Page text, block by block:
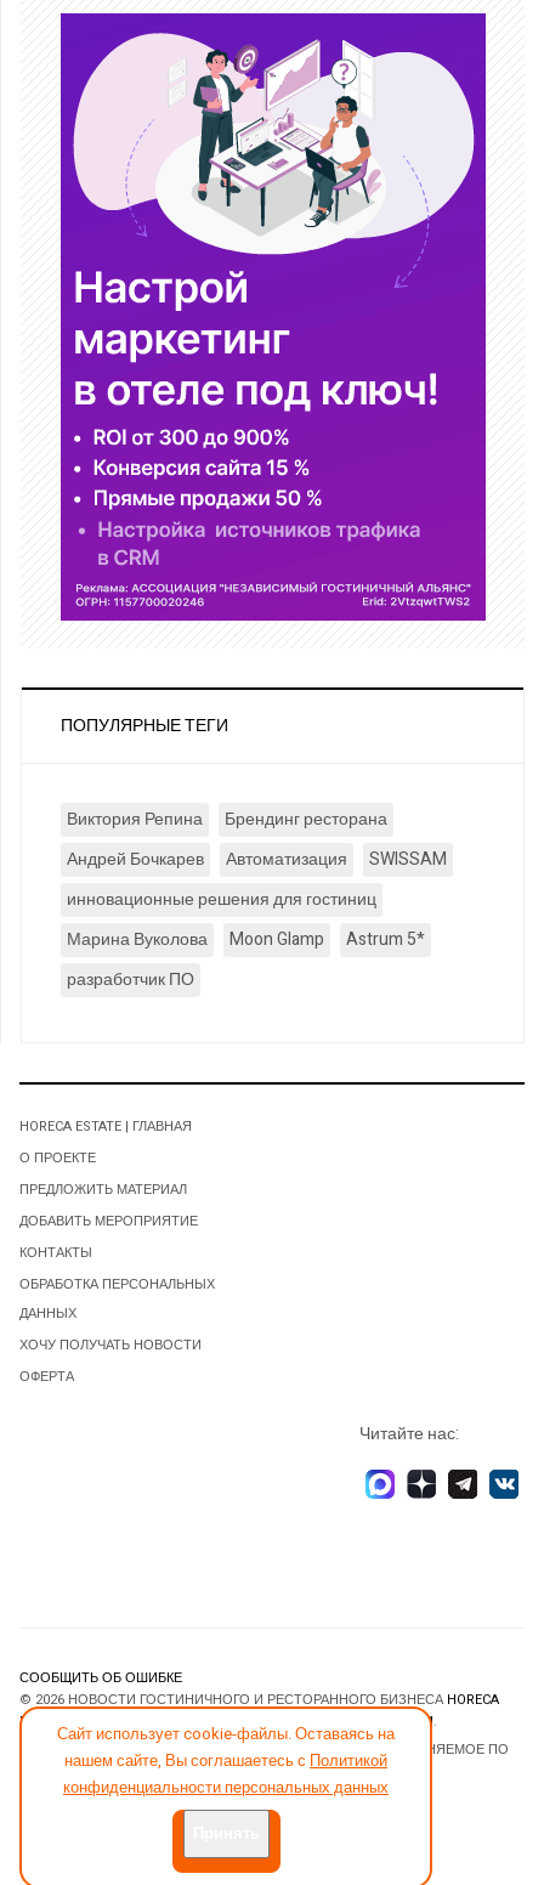
ПОПУЛЯРНЫЕ ТЕГИ
Виктория Репина
Брендинг ресторана
Андрей Бочкарев
Автоматизация
SWISSAM
инновационные решения для гостиниц
Марина Вуколова
Moon Glamp
Astrum 5*
разработчик ПО
Сайт использует cookie-файлы. Оставаясь на
нашем сайте, Вы соглашаетесь с Политикой
конфиденциальности персональных данных
HORECA ESTATE | ГЛАВНАЯ
О ПРОЕКТЕ
ПРЕДЛОЖИТЬ МАТЕРИАЛ
ДОБАВИТЬ МЕРОПРИЯТИЕ
КОНТАКТЫ
ОБРАБОТКА ПЕРСОНАЛЬНЫХ
ДАННЫХ
ХОЧУ ПОЛУЧАТЬ НОВОСТИ
ОФЕРТА
Читайте нас:
СООБЩИТЬ ОБ ОШИБКЕ
© 2026 НОВОСТИ ГОСТИНИЧНОГО И РЕСТОРАННОГО БИЗНЕСА HORECA
ESTATE
JOOMLART.COM.
- ПРОГРАММНОЕ ОБЕСПЕЧЕНИЕ, РАСПРОСТРАНЯЕМОЕ ПО
ЛИЦЕНЗИИGNU GENERAL PUBLIC LICENSE